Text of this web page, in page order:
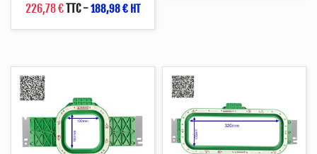
226,78 €TTC-188,98 € HT